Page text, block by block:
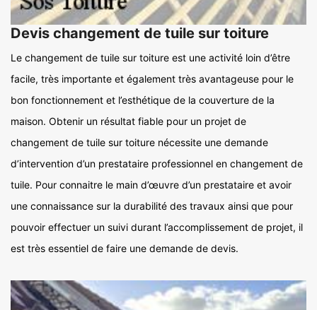
Devis changement de tuile sur toiture
Le changement de tuile sur toiture est une activité loin d’être
facile, très importante et également très avantageuse pour le
bon fonctionnement et l’esthétique de la couverture de la
maison. Obtenir un résultat fiable pour un projet de
changement de tuile sur toiture nécessite une demande
d’intervention d’un prestataire professionnel en changement de
tuile. Pour connaitre le main d’œuvre d’un prestataire et avoir
une connaissance sur la durabilité des travaux ainsi que pour
pouvoir effectuer un suivi durant l’accomplissement de projet, il
est très essentiel de faire une demande de devis.